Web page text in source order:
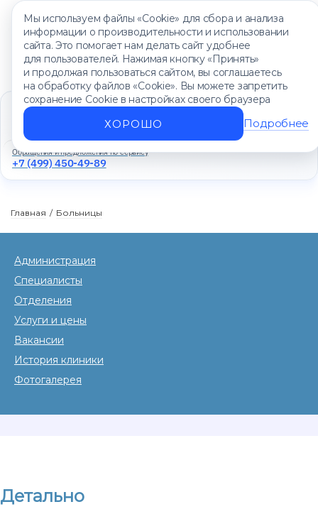
Мы используем файлы «Cookie» для сбора и анализа
информации о производительности и использовании
сайта. Это помогает нам делать сайт удобнее
для пользователей. Нажимая кнопку «Принять»
и продолжая пользоваться сайтом, вы соглашаетесь
на обработку файлов «Cookie». Вы можете запретить
сохранение Cookie в настройках своего браузера
ХОРОШО Подробнее
Единый контакт-центр
+7 (499) 450-88-89
Ежедневно с 8:00 до 20:00
Обращения и предложения по сервису
+7 (499) 450-49-89
Главная / Больницы
Детально
Администрация
Специалисты
Отделения
Услуги и цены
Вакансии
История клиники
Фотогалерея